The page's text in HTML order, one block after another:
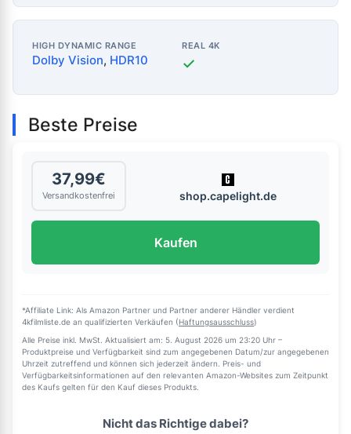
HIGH DYNAMIC RANGE
Dolby Vision, HDR10
REAL 4K
✓
Beste Preise
shop.capelight.de
37,99€
Versandkostenfrei
Kaufen
*Affiliate Link: Als Amazon Partner und Partner anderer Händler verdient
4kfilmliste.de an qualifizierten Verkäufen (Haftungsausschluss)
Alle Preise inkl. MwSt. Aktualisiert am: 5. August 2026 um 23:20 Uhr –
Produktpreise und Verfügbarkeit sind zum angegebenen Datum/zur angegebenen
Uhrzeit zutreffend und können sich jederzeit ändern. Preis- und
Verfügbarkeitsinformationen auf den relevanten Amazon-Websites zum Zeitpunkt
des Kaufs gelten für den Kauf dieses Produkts.
Nicht das Richtige dabei?